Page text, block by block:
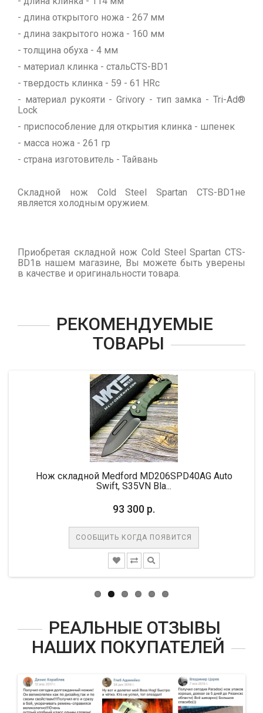
- длина открытого ножа - 267 мм
- длина закрытого ножа - 160 мм
- толщина обуха - 4 мм
- материал клинка - стальCTS-BD1
- твердость клинка - 59 - 61 HRc
- материал рукояти - Grivory - тип замка - Tri-Ad®
Lock
- приспособление для открытия клинка - шпенек
- масса ножа - 261 гр
- страна изготовитель - Тайвань
Складной нож Cold Steel Spartan CTS-BD1не
является холодным оружием.
Приобретая складной нож Cold Steel Spartan CTS-
BD1в нашем магазине, Вы можете быть уверены
в качестве и оригинальности товара.
РЕКОМЕНДУЕМЫЕ
ТОВАРЫ
Нож складной Medford MD206SPD40AG Auto
Swift, S35VN Bla...
93 300 р.
СООБЩИТЬ КОГДА ПОЯВИТСЯ
РЕАЛЬНЫЕ ОТЗЫВЫ
НАШИХ ПОКУПАТЕЛЕЙ